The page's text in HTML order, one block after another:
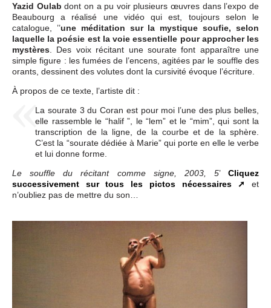
Yazid Oulab dont on a pu voir plusieurs œuvres dans l’expo de
Beaubourg a réalisé une vidéo qui est, toujours selon le
catalogue, ’’une méditation sur la mystique soufie, selon
laquelle la poésie est la voie essentielle pour approcher les
mystères . Des voix récitant une sourate font apparaître une
simple figure : les fumées de l’encens, agitées par le souffle des
orants, dessinent des volutes dont la cursivité évoque l’écriture.
À propos de ce texte, l’artiste dit :
La sourate 3 du Coran est pour moi l’une des plus belles,
elle rassemble le “halif ”, le “lem” et le “mim”, qui sont la
transcription de la ligne, de la courbe et de la sphère.
C’est la “sourate dédiée à Marie” qui porte en elle le verbe
et lui donne forme.
Le souffle du récitant comme signe, 2003, 5’ Cliquez
successivement sur tous les pictos nécessaires
et
n’oubliez pas de mettre du son…